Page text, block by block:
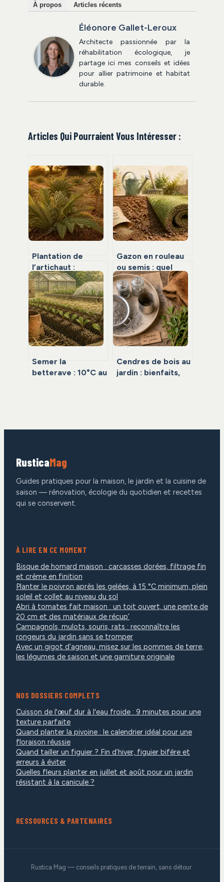
À propos Articles récents
Éléonore Gallet-Leroux
Architecte passionnée par la
réhabilitation écologique, je
partage ici mes conseils et idées
pour allier patrimoine et habitat
durable.
Articles Qui Pourraient Vous Intéresser :
Plantation de
l’artichaut :
calendrier, climat
et gestes pour une
récolte réussie
Gazon en rouleau
ou semis : quel
choix pour un jardin
durable et
esthétique ?
Semer la
betterave : 10°C au
Cendres de bois au
jardin : bienfaits,
RusticaMag
Guides pratiques pour la maison, le jardin et la cuisine de
saison — rénovation, écologie du quotidien et recettes
qui se conservent.
À LIRE EN CE MOMENT
Bisque de homard maison : carcasses dorées, filtrage fin
et crème en finition
Planter le poivron après les gelées, à 15 °C minimum, plein
soleil et collet au niveau du sol
Abri à tomates fait maison : un toit ouvert, une pente de
20 cm et des matériaux de récup’
Campagnols, mulots, souris, rats : reconnaître les
rongeurs du jardin sans se tromper
Avec un gigot d’agneau, misez sur les pommes de terre,
les légumes de saison et une garniture originale
NOS DOSSIERS COMPLETS
Cuisson de l'œuf dur à l'eau froide : 9 minutes pour une
texture parfaite
Quand planter la pivoine : le calendrier idéal pour une
floraison réussie
Quand tailler un figuier ? Fin d’hiver, figuier bifère et
erreurs à éviter
Quelles fleurs planter en juillet et août pour un jardin
résistant à la canicule ?
RESSOURCES & PARTENAIRES
Rustica Mag — conseils pratiques de terrain, sans détour.